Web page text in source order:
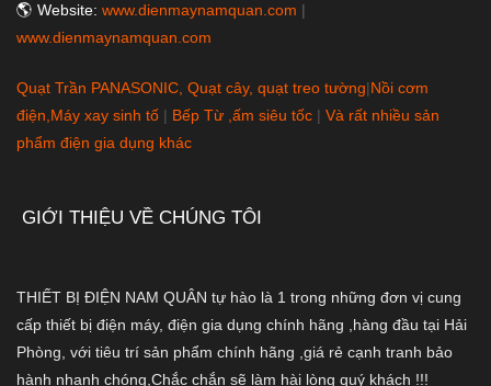
🌎 Website: www.dienmaynamquan.com |
www.dienmaynamquan.com
Quạt Trần PANASONIC, Quạt cây, quạt treo tường|Nồi cơm
điện,Máy xay sinh tố | Bếp Từ ,ấm siêu tốc | Và rất nhiều sản
phẩm điện gia dụng khác
GIỚI THIỆU VỀ CHÚNG TÔI
THIẾT BỊ ĐIỆN NAM QUÂN tự hào là 1 trong những đơn vị cung
cấp thiết bị điện máy, điện gia dụng chính hãng ,hàng đầu tại Hải
Phòng, với tiêu trí sản phẩm chính hãng ,giá rẻ cạnh tranh bảo
hành nhanh chóng,Chắc chắn sẽ làm hài lòng quý khách !!!